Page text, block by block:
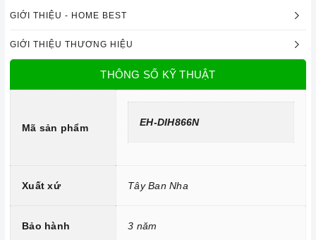
Mặt kính chịu lực chịu nhiệt
Công nghệ hiện đại
Bo mạch IGBT SIMENS Made in Germany.
GIỚI THIỆU - HOME BEST
GIỚI THIỆU THƯƠNG HIỆU
THÔNG SỐ KỸ THUẬT
Mã sản phẩm EH-DIH866N
Xuất xứ Tây Ban Nha
Bảo hành 3 năm